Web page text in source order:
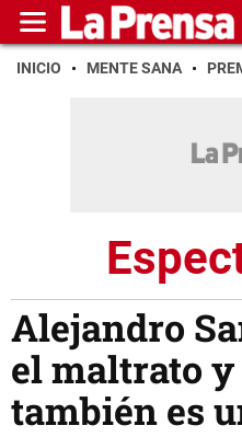
INICIO MENTE SANA
Alejandro
el maltrato y
también es